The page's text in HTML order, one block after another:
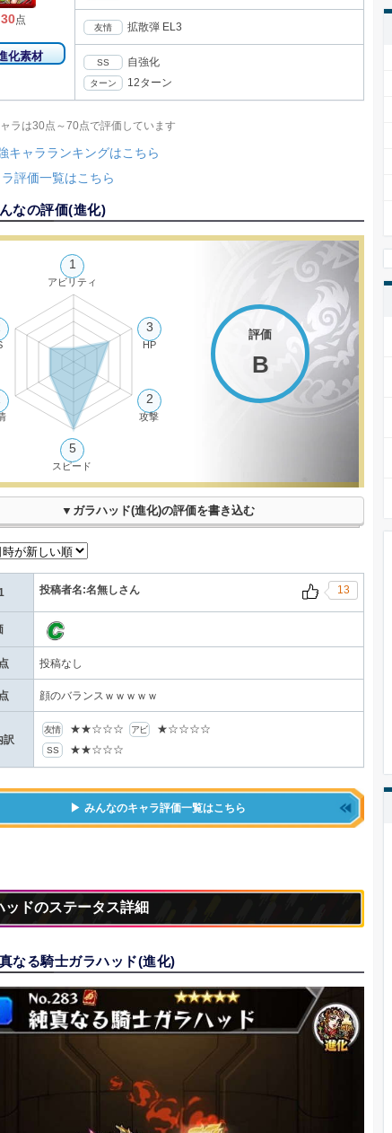
30点
化素材
友情 拡散弾 EL3
SS 自強化
ターン 12ターン
ラは30点～70点で評価しています
キャラランキングはこちら
評価一覧はこちら
なの評価(進化)
1
アビリティ
3
HP
2
攻撃
5
スピード
評価
B
▼ガラハッド(進化)の評価を書き込む
投稿者名:名無しさん 13
投稿なし
顔のバランスｗｗｗｗｗ
訳
友情 ★★☆☆☆ アビ ★☆☆☆☆
SS ★★☆☆☆
みんなのキャラ評価一覧はこちら
ッドのステータス詳細
なる騎士ガラハッド(進化)